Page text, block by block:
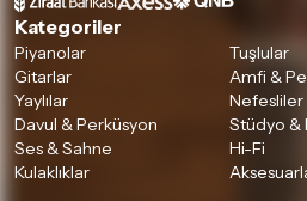
Kategoriler
Piyanolar
Tuşlular
Gitarlar
Amfi &
Yaylılar
Nefesliler
Davul & Perküsyon
Stüdyo &
Ses & Sahne
Hi-Fi
Kulaklıklar